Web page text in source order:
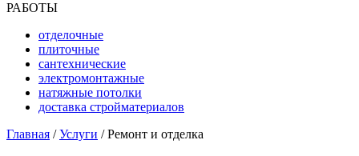
РАБОТЫ
отделочные
плиточные
сантехнические
электромонтажные
натяжные потолки
доставка стройматериалов
Главная /Услуги / Ремонт и отделка